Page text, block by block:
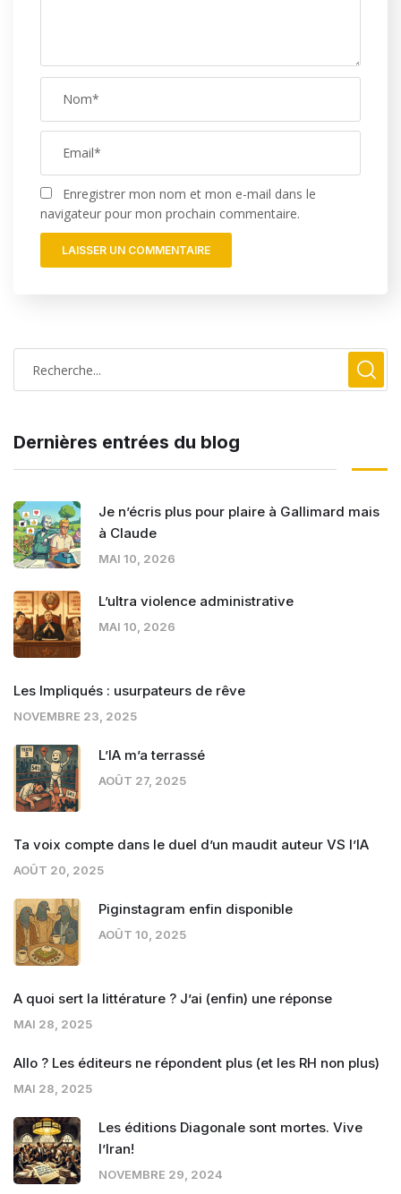
Enregistrer mon nom et mon e-mail dans le
navigateur pour mon prochain commentaire.
Dernières entrées du blog
Je n’écris plus pour plaire à Gallimard mais
à Claude
MAI 10, 2026
L’ultra violence administrative
MAI 10, 2026
Les Impliqués : usurpateurs de rêve
NOVEMBRE 23, 2025
L’IA m’a terrassé
AOÛT 27, 2025
Ta voix compte dans le duel d’un maudit auteur VS l’IA
AOÛT 20, 2025
Piginstagram enfin disponible
AOÛT 10, 2025
A quoi sert la littérature ? J’ai (enfin) une réponse
MAI 28, 2025
Allo ? Les éditeurs ne répondent plus (et les RH non plus)
MAI 28, 2025
Les éditions Diagonale sont mortes. Vive
l’Iran!
NOVEMBRE 29, 2024